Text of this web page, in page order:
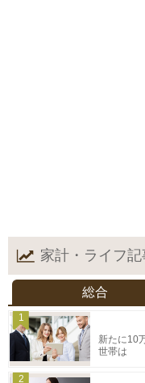
家計・ライフ記
総合
1
新たに10
世帯は
2